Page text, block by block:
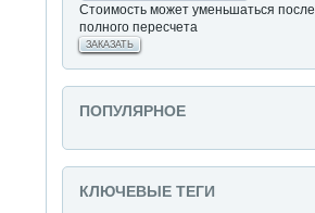
Стоимость может уменьшаться после
полного пересчета
ЗАКАЗАТЬ
ПОПУЛЯРНОЕ
КЛЮЧЕВЫЕ ТЕГИ